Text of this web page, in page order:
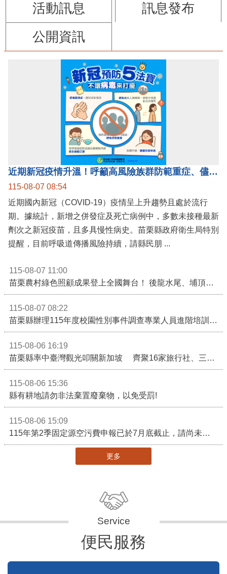
活動訊息
訊息發布
公開資訊
近期新冠疫情升溫！呼籲高風險族群防範重症、儘速接種疫苗及早就醫
115-08-07 08:54
近期國內新冠（COVID-19）疫情呈上升趨勢且處於流行
期。據統計，新增之併發症及死亡病例中，多數未接種最新
劑次之新冠疫苗，且多具慢性病史。苗栗縣政府衛生局特別
提醒，目前呼吸道傳播風險持續，請縣民朋 ...
115-08-07 11:00
苗栗農村綠色照顧成果登上全國舞台！ 後龍水尾、埔頂社區前進2026高齡健康產業博覽會
115-08-07 08:22
苗栗縣辦理115年度校園性別事件調查專業人員進階培訓 深化調查實務能力 持續打造安全友善校園
115-08-06 16:19
苗栗縣率中臺灣觀光叩關新加坡 齊聚16家旅行社、三大航空 NATAS旅展開賣主題遊程
115-08-06 15:36
縣有耕地請勿非法棄置廢棄物，以免受罰!
115-08-06 15:09
115年第2季固定源空污費申報已於7月底截止，請尚未申報公私場所儘速完成申繳，以免面臨滯納金及罰鍰!
更多
便民服務